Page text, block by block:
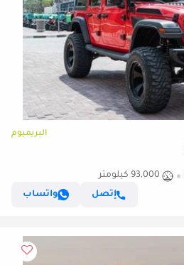
البريميوم
93,000 كيلومتر
إتصل
واتساب